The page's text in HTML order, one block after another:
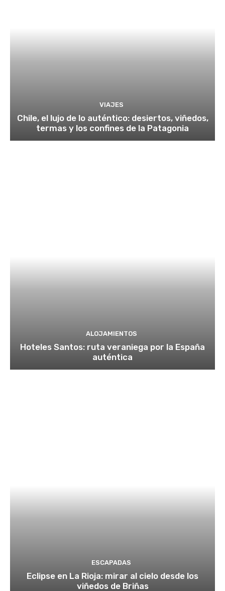
VIAJES
Chile, el lujo de lo auténtico: desiertos, viñedos,
termas y los confines de la Patagonia
ALOJAMIENTOS
Hoteles Santos: ruta veraniega por la España
auténtica
ESCAPADAS
Eclipse en La Rioja: mirar al cielo desde los
viñedos de Briñas